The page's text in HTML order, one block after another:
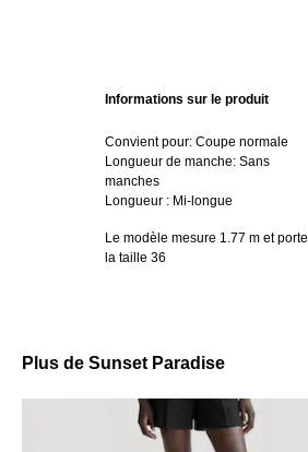
Informations sur le produit
Convient pour: Coupe normale
Longueur de manche: Sans
manches
Longueur : Mi-longue
Le modèle mesure 1.77 m et porte
la taille 36
Plus de Sunset Paradise